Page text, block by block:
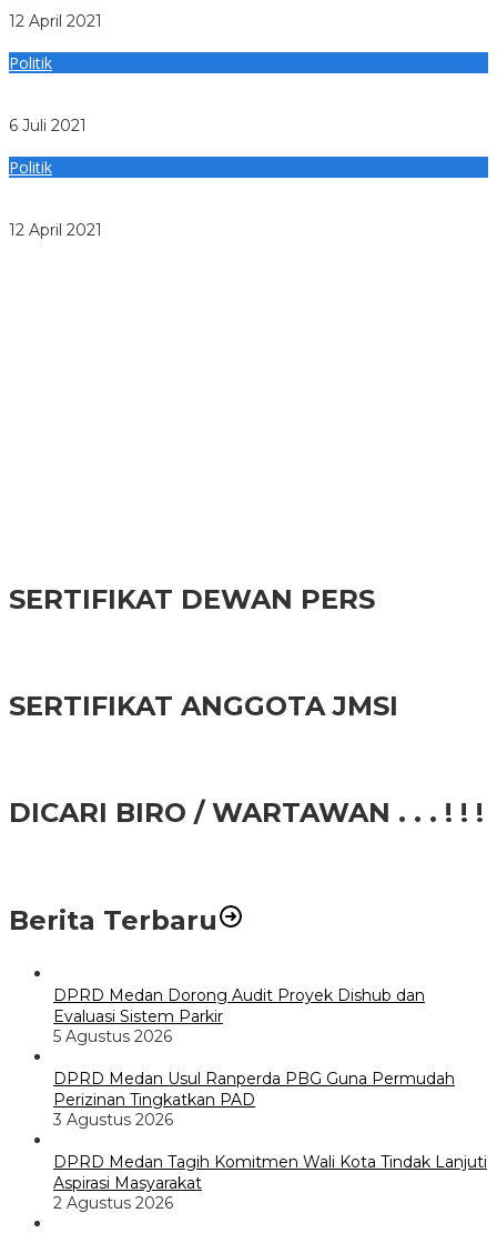
12 April 2021
Politik
6 Juli 2021
Politik
12 April 2021
SERTIFIKAT DEWAN PERS
SERTIFIKAT ANGGOTA JMSI
DICARI BIRO / WARTAWAN . . . ! ! !
Berita Terbaru
DPRD Medan Dorong Audit Proyek Dishub dan
Evaluasi Sistem Parkir
5 Agustus 2026
DPRD Medan Usul Ranperda PBG Guna Permudah
Perizinan Tingkatkan PAD
3 Agustus 2026
DPRD Medan Tagih Komitmen Wali Kota Tindak Lanjuti
Aspirasi Masyarakat
2 Agustus 2026